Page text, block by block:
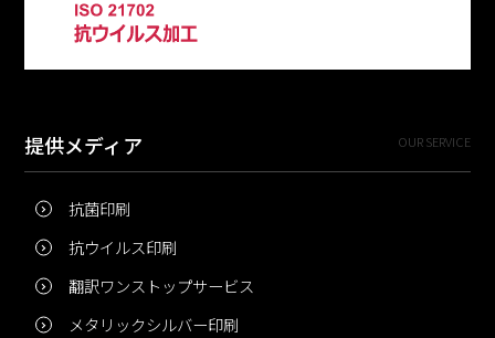
提供メディア OUR SERVICE
抗菌印刷
抗ウイルス印刷
翻訳ワンストップサービス
メタリックシルバー印刷